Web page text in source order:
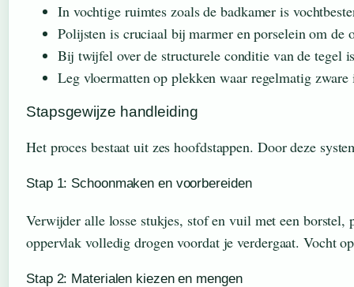
In vochtige ruimtes zoals de badkamer is
Polijsten is cruciaal bij marmer en porselein om de
Bij twijfel over de structurele conditie van de tegel
Leg vloermatten op plekken waar regelmatig
Stapsgewijze handleiding
Het proces bestaat uit zes hoofdstappen. Door deze
Stap 1: Schoonmaken en voorbereiden
Verwijder alle losse stukjes, stof en vuil met een borstel,
oppervlak volledig drogen voordat je verdergaat. Vocht
Stap 2: Materialen kiezen en mengen